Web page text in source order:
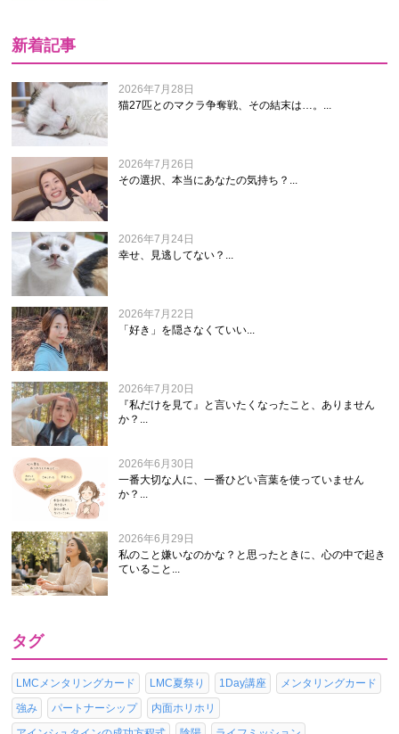
新着記事
2026年7月28日
猫27匹とのマクラ争奪戦、その結末は…。...
2026年7月26日
その選択、本当にあなたの気持ち？...
2026年7月24日
幸せ、見逃してない？...
2026年7月22日
「好き」を隠さなくていい...
2026年7月20日
『私だけを見て』と言いたくなったこと、ありません
か？...
2026年6月30日
一番大切な人に、一番ひどい言葉を使っていません
か？...
2026年6月29日
私のこと嫌いなのかな？と思ったときに、心の中で起き
ていること...
タグ
LMCメンタリングカード LMC夏祭り 1Day講座
メンタリングカード
強み
パートナーシップ
内面ホリホリ